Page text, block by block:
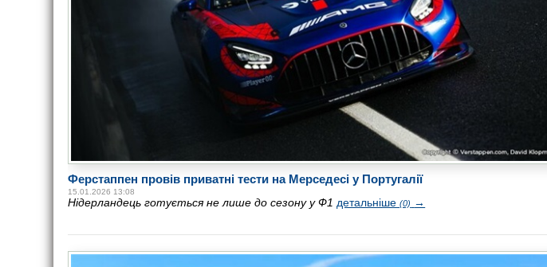
Ферстаппен провів приватні тести на Мерседесі у Португалії
15.01.2026 13:08
Нідерландець готується не лише до сезону у Ф1 детальніше(0) →